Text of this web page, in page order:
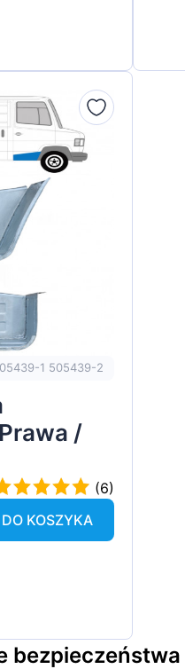
1 505439-2
/
(6)
KOSZYKA